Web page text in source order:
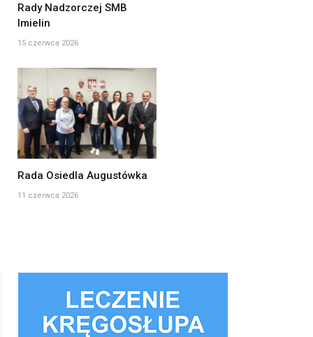
Rady Nadzorczej SMB
Imielin
15 czerwca 2026
Rada Osiedla Augustówka
11 czerwca 2026